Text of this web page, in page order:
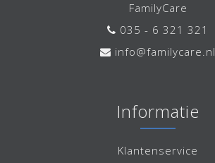
FamilyCare
035 - 6 321 321
info@familycare.nl
Informatie
Klantenservice